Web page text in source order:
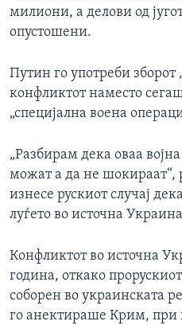
милиони, а делови од
опустошени.
Путин го употреби зборот
конфликтот наместо
„специјална воена
„Разбирам дека оваа
можат а да не шокираат“,
изнесе рускиот случај
луѓето во источна
Конфликтот во источна
година, откако
соборен во украинската
го анектираше Крим, при